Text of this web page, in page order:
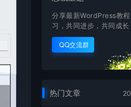
分享最新WordPress教
习，共同进步，共同成长
QQ交流群
热门文章